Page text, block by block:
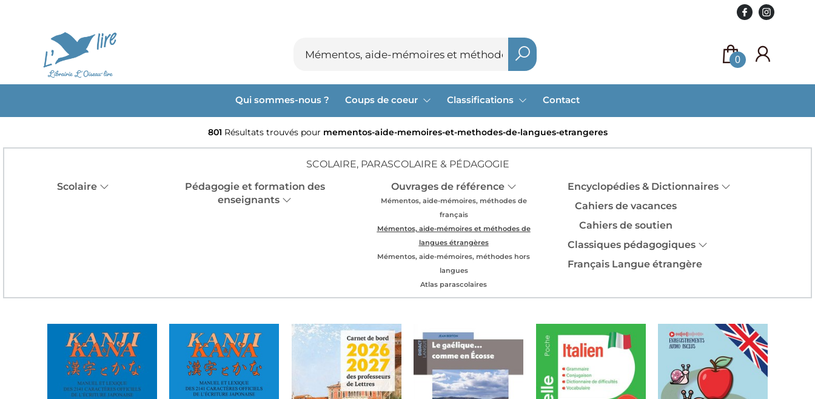
0
Qui sommes-nous ? Coups de coeur Classifications Contact
801 Résultats trouvés pour mementos-aide-memoires-et-methodes-de-langues-etrangeres
SCOLAIRE, PARASCOLAIRE & PÉDAGOGIE
Scolaire
Pédagogie et formation des
enseignants
Ouvrages de référence
Mémentos, aide-mémoires, méthodes de
français
Mémentos, aide-mémoires et méthodes de
langues étrangères
Mémentos, aide-mémoires, méthodes hors
langues
Atlas parascolaires
Encyclopédies & Dictionnaires
Cahiers de vacances
Cahiers de soutien
Classiques pédagogiques
Français Langue étrangère